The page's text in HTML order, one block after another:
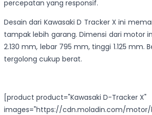
percepatan yang responsif.
Desain dari Kawasaki D Tracker X ini
tampak lebih garang. Dimensi dari motor
2.130 mm, lebar 795 mm, tinggi 1.125 mm.
tergolong cukup berat.
[product product="Kawasaki D-Tracker X"
images="https://cdn.moladin.com/motor/